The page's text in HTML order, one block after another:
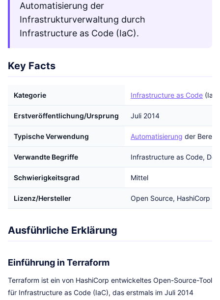
Automatisierung der
Infrastrukturverwaltung durch
Infrastructure as Code (IaC).
Key Facts
Kategorie Infrastructure as Code (IaC)
Erstveröffentlichung/Ursprung Juli 2014
Typische Verwendung Automatisierung der
Verwandte Begriffe Infrastructure as Code,
Schwierigkeitsgrad Mittel
Lizenz/Hersteller Open Source, HashiCorp
Ausführliche Erklärung
Einführung in Terraform
Terraform ist ein von HashiCorp entwickeltes Open-Source-Tool
für Infrastructure as Code (IaC), das erstmals im Juli 2014